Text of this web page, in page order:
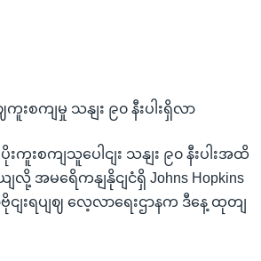
စကျမှု သနျး ၉၀ နီးပါးရှိလာ
စကျသူပေါငျး သနျး ၉၀ နီးပါးအထိ
အမရေိကနျနိုငျငံရှိ Johns Hopkins
းရပျဈ လေ့လာရေးဌာနက ဒီနေ့ ထုတျ